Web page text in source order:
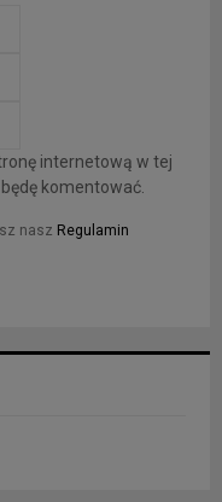
internetową w tej
komentować.
nasz Regulamin